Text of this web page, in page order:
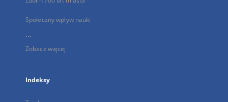
Społeczny wpływ nauki
...
Zobacz więcej
Indeksy